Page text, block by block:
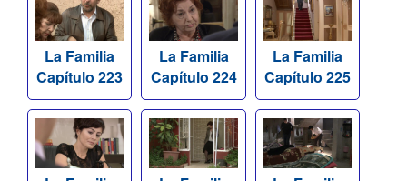
La Familia
Capítulo 223
La Familia
Capítulo 224
La Familia
Capítulo 225